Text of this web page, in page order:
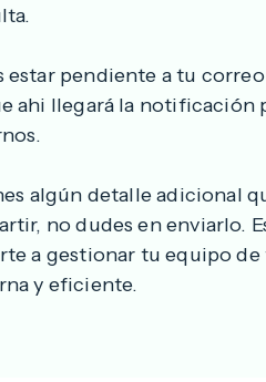
estar pendiente a tu
ahi llegará la notificación
algún detalle adicional
no dudes en enviarlo.
a gestionar tu equipo de
y eficiente.